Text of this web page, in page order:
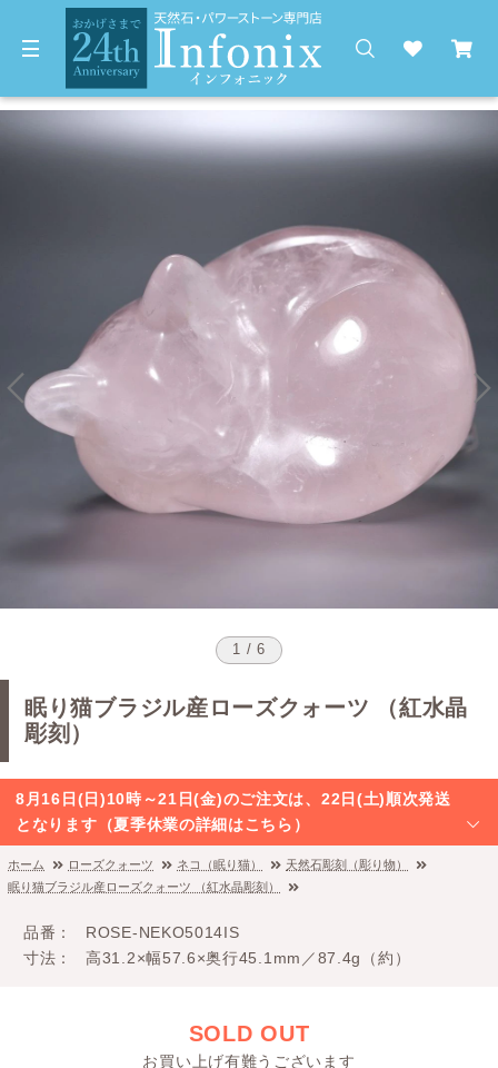
1 / 6
眠り猫ブラジル産ローズクォーツ （紅水晶
彫刻）
8月16日(日)10時～21日(金)のご注文は、22日(土)順次発送
となります（夏季休業の詳細はこちら）
ホーム ローズクォーツ ネコ（眠り猫）
天然石彫刻（彫り物）
眠り猫ブラジル産ローズクォーツ （紅水晶彫刻）
品番
ROSE-NEKO5014IS
寸法
高31.2×幅57.6×奥行45.1mm／87.4g（約）
SOLD OUT
お買い上げ有難うございます